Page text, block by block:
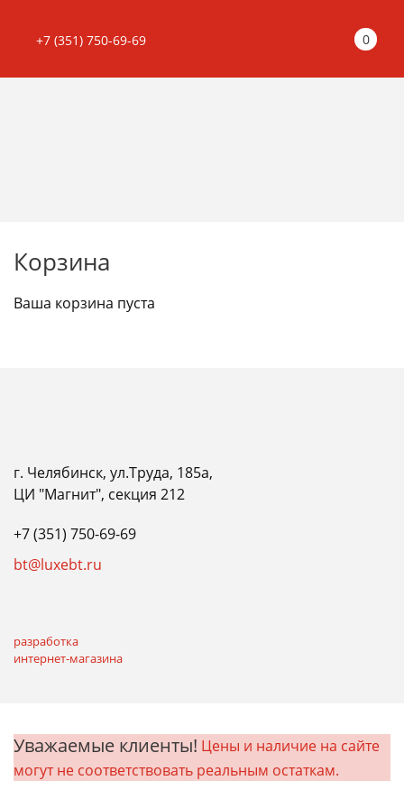
+7 (351) 750-69-69 0
Корзина
Ваша корзина пуста
г. Челябинск, ул.Труда, 185а,
ЦИ "Магнит", секция 212
+7 (351) 750-69-69
bt@luxebt.ru
разработка
интернет-магазина
Уважаемые клиенты! Цены и наличие на сайте
могут не соответствовать реальным остаткам.